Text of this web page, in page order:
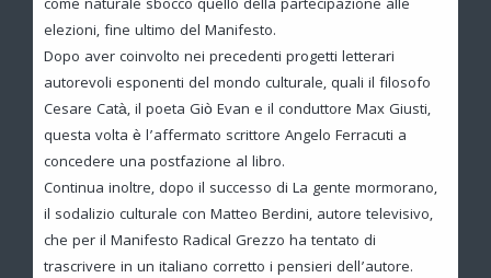
come naturale sbocco quello della partecipazione alle
elezioni, fine ultimo del Manifesto.
Dopo aver coinvolto nei precedenti progetti letterari
autorevoli esponenti del mondo culturale, quali il filosofo
Cesare Catà, il poeta Giò Evan e il conduttore Max Giusti,
questa volta è l’affermato scrittore Angelo Ferracuti a
concedere una postfazione al libro.
Continua inoltre, dopo il successo di La gente mormorano,
il sodalizio culturale con Matteo Berdini, autore televisivo,
che per il Manifesto Radical Grezzo ha tentato di
trascrivere in un italiano corretto i pensieri dell’autore.